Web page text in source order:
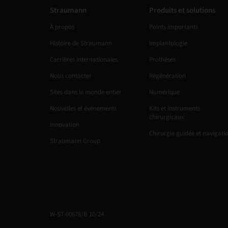
Straumann
À propos
Histoire de Straumann
Carrières internationales
Nous contacter
Sites dans le monde entier
Nouvelles et événements
Innovation
Straumann Group
Produits et solutions
Points importants
Implantologie
Prothèses
Régénération
Numérique
Kits et instruments
chirurgicaux
Chirurgie guidée et
W-ST-00678/B 10/24